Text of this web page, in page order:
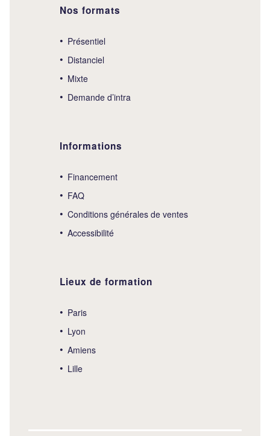
Nos formats
Présentiel
Distanciel
Mixte
Demande d’intra
Informations
Financement
FAQ
Conditions générales de ventes
Accessibilité
Lieux de formation
Paris
Lyon
Amiens
Lille